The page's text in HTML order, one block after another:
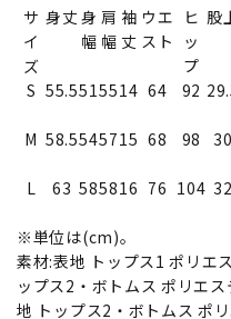
サ
イ
ズ
身丈身
幅
肩
幅
袖
丈
ウエ
スト
ヒ
ッ
プ
股
S 55.5515514 64 92
M 58.5545715 68 98 30
L 63 585816 76 104 32
※単位は(cm)。
素材:表地 トップス1 ポリエ
ップス2・ボトムス ポリエ
地 トップス2・ボトムス ポ